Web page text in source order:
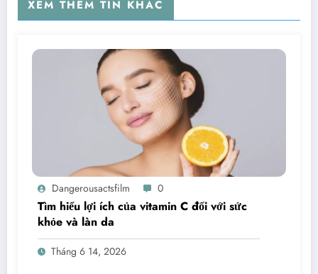
XEM THÊM TIN KHÁC
Dangerousactsfilm 0
Tìm hiểu lợi ích của vitamin C đối với sức
khỏe và làn da
Tháng 6 14, 2026